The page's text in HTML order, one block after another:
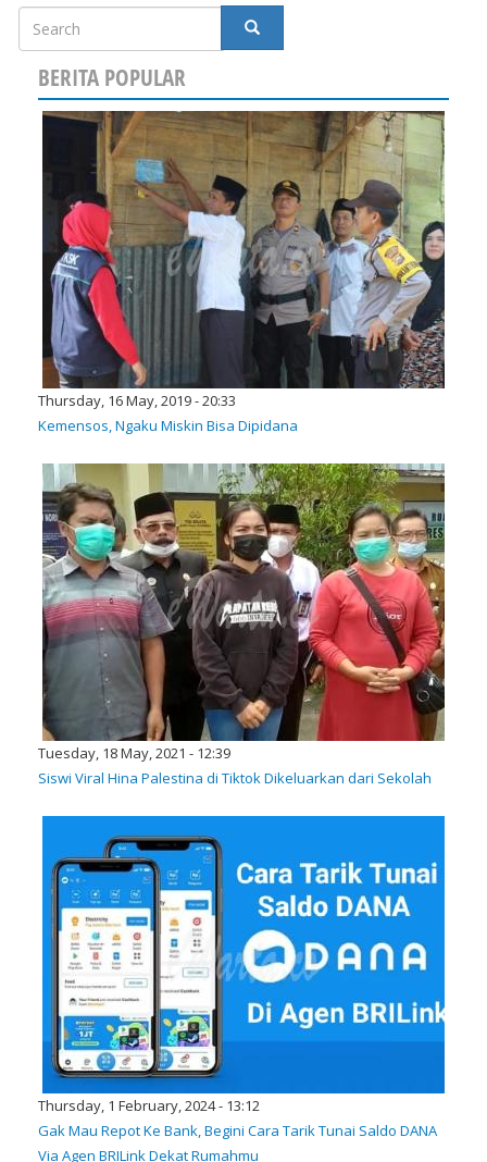
Search
SEARCH
BERITA POPULAR
Thursday, 16 May, 2019 - 20:33
Kemensos, Ngaku Miskin Bisa Dipidana
Tuesday, 18 May, 2021 - 12:39
Siswi Viral Hina Palestina di Tiktok Dikeluarkan dari Sekolah
Thursday, 1 February, 2024 - 13:12
Gak Mau Repot Ke Bank, Begini Cara Tarik Tunai Saldo DANA
Via Agen BRILink Dekat Rumahmu